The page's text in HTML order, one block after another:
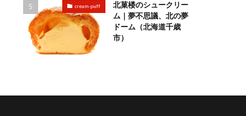
cream-puff
北菓楼のシュークリー
ム｜夢不思議、北の夢
ドーム（北海道千歳
市）